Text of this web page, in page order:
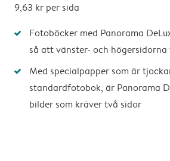
9,63 kr per sida
Fotoböcker med Panorama
så att vänster- och
Med specialpapper som är
standardfotobok, är Panorama
bilder som kräver två sidor